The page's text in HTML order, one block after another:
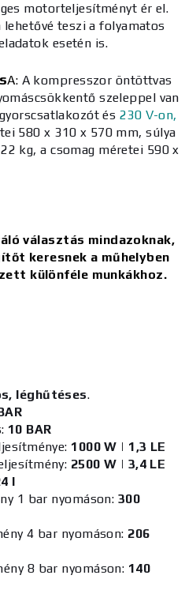
motorteljesítményt ér el.
teszi a folyamatos
esetén is.
A: A kompresszor öntöttvas
szeleppel van
és 230 V-on,
580 x 310 x 570 mm, súlya
kg, a csomag méretei 590 x
választás mindazoknak,
keresnek a műhelyben
különféle munkákhoz.
léghűtéses.
10 BAR
1000 W | 1,3 LE
2500 W | 3,4 LE
l
1 bar nyomáson: 300
4 bar nyomáson: 206
8 bar nyomáson: 140